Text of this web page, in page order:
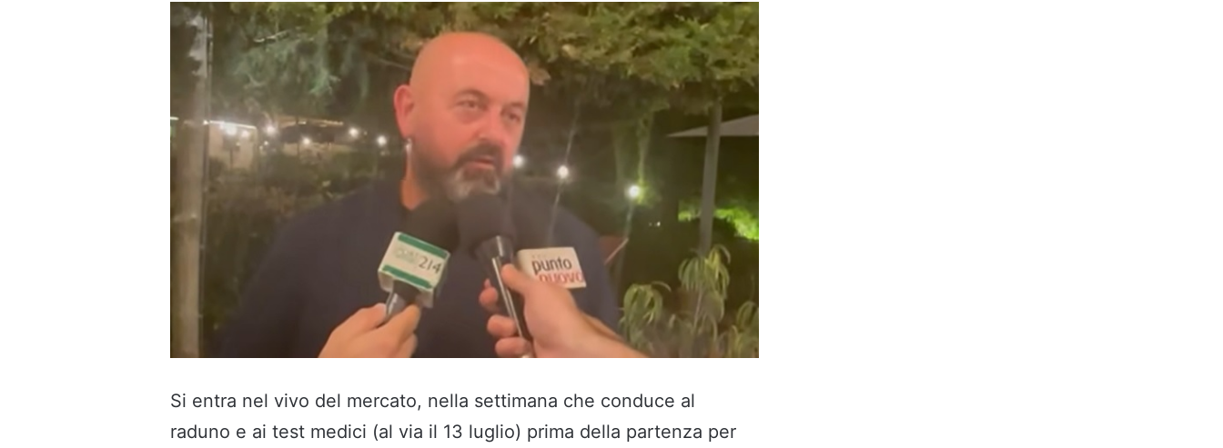
Si entra nel vivo del mercato, nella settimana che conduce al
raduno e ai test medici (al via il 13 luglio) prima della partenza per